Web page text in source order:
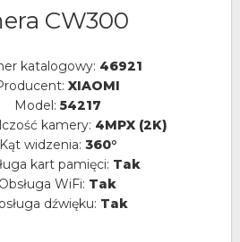
CW300
katalogowy: 46921
XIAOMI
Model: 54217
kamery: 4MPX (2K)
Kąt widzenia: 360°
kart pamięci: Tak
Obsługa WiFi: Tak
dźwięku: Tak